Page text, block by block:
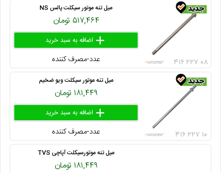
میل تنه موتور سیکلت پالس NS
۵۱۷,۴۶۴ تومان
add
عدد-مصرف کننده ۴۱۶ ۲۲۷ ۰۸
میل تنه موتور سیکلت ویو ضخیم
۱۸۱,۴۴۹ تومان
add
عدد-مصرف کننده ۴۱۶ ۲۲۷ ۱۰
میل تنه موتورسیکلت آپاچی TVS
۱۸۱,۴۴۹ تومان